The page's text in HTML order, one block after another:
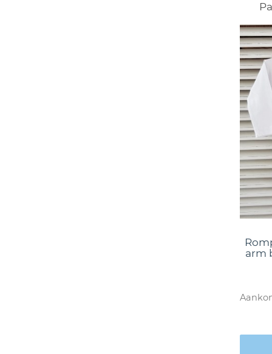
arm